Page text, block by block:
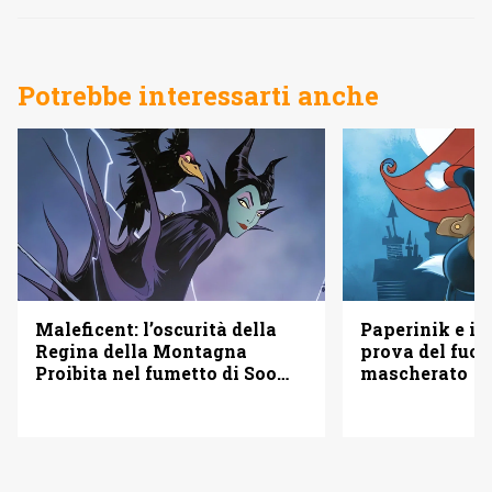
Potrebbe interessarti anche
Maleficent: l’oscurità della
Regina della Montagna
Proibita nel fumetto di Soo
Paperinik e i
prova del
mascherato